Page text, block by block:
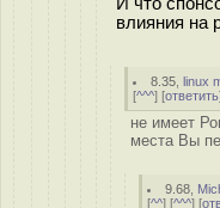
влияния на
8.35 ,linux
[^^^] [ответить
не имеет
места Вы
9.68
[^^] [^^^] [